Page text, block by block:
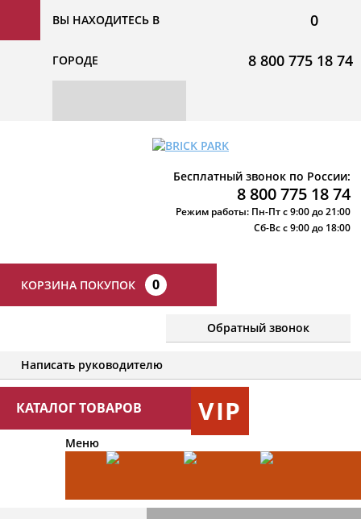
ВЫ НАХОДИТЕСЬ В
ГОРОДЕ
0
8 800 775 18 74
Бесплатный звонок по России:
8 800 775 18 74
Режим работы: Пн-Пт с 9:00 до 21:00
Сб-Вс с 9:00 до 18:00
КОРЗИНА ПОКУПОК 0
Обратный звонок
Написать руководителю
КАТАЛОГ ТОВАРОВ VIP
Меню